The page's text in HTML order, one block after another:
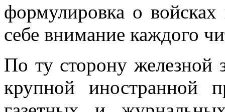
формулировка о
себе внимание каждого
По ту сторону железной
крупной ино­странной